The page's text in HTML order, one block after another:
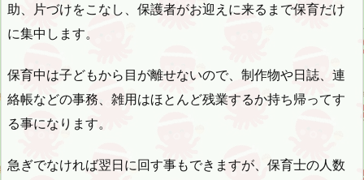
助、片づけをこなし、保護者がお迎えに来るまで保育だけ
に集中します。
保育中は子どもから目が離せないので、制作物や日誌、連
絡帳などの事務、雑用はほとんど残業するか持ち帰ってす
る事になります。
急ぎでなければ翌日に回す事もできますが、保育士の人数